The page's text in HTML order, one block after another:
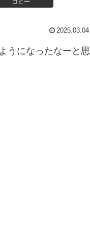
コピー
2025.03.04
うになったなーと思